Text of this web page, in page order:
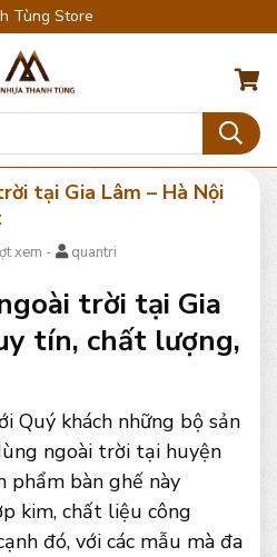
Tùng Store
tại Gia Lâm – Hà Nội
xem - quantri
trời tại Gia
tín, chất lượng,
Quý khách những bộ sản
ngoài trời tại huyện
phẩm bàn ghế này
kim, chất liệu công
đó, với các mẫu mà đa